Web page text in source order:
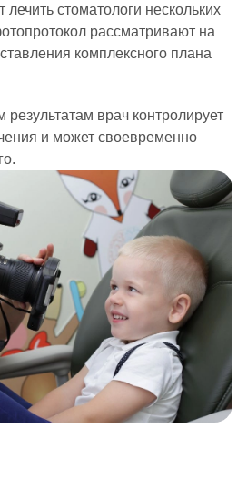
лечить стоматологи нескольких
рассматривают на
комплексного плана
врач контролирует
и может своевременно